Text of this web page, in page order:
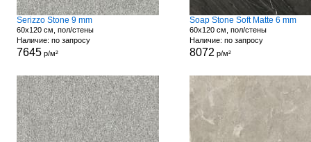
Serizzo Stone 9 mm
60x120 см, пол/стены
Наличие: по запросу
7645р/м²
Soap Stone Soft Matte 6 mm
60x120 см, пол/стены
Наличие: по запросу
8072 р/м²